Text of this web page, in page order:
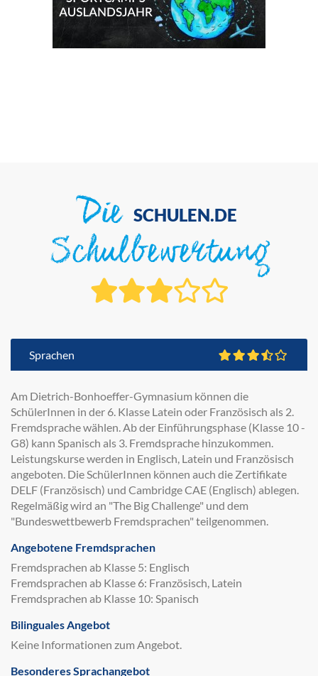
Die SCHULEN.DE
Schulbewertung
Sprachen
Am Dietrich-Bonhoeffer-Gymnasium können die
SchülerInnen in der 6. Klasse Latein oder Französisch als 2.
Fremdsprache wählen. Ab der Einführungsphase (Klasse 10 -
G8) kann Spanisch als 3. Fremdsprache hinzukommen.
Leistungskurse werden in Englisch, Latein und Französisch
angeboten. Die SchülerInnen können auch die Zertifikate
DELF (Französisch) und Cambridge CAE (Englisch) ablegen.
Regelmäßig wird an "The Big Challenge" und dem
"Bundeswettbewerb Fremdsprachen" teilgenommen.
Angebotene Fremdsprachen
Fremdsprachen ab Klasse 5: Englisch
Fremdsprachen ab Klasse 6: Französisch, Latein
Fremdsprachen ab Klasse 10: Spanisch
Bilinguales Angebot
Keine Informationen zum Angebot.
Besonderes Sprachangebot